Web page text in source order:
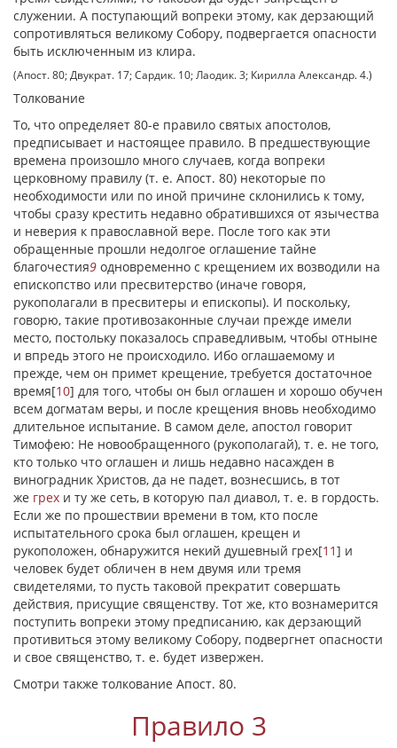
служении. А поступающий вопреки этому, как дерзающий
сопротивляться великому Собору, подвергается опасности
быть исключенным из клира.
(Апост. 80; Двукрат. 17; Сардик. 10; Лаодик. 3; Кирилла Александр. 4.)
Толкование
To, что определяет 80-е правило святых апостолов,
предписывает и настоящее правило. В предшествующие
времена произошло много случаев, когда вопреки
церковному правилу (т. е. Апост. 80) некоторые по
необходимости или по иной причине склонились к тому,
чтобы сразу крестить недавно обратившихся от язычества
и неверия к православной вере. После того как эти
обращенные прошли недолгое оглашение тайне
благочестия9 одновременно с крещением их возводили на
епископство или пресвитерство (иначе говоря,
рукополагали в пресвитеры и епископы). И поскольку,
говорю, такие противозаконные случаи прежде имели
место, постольку показалось справедливым, чтобы отныне
и впредь этого не происходило. Ибо оглашаемому и
прежде, чем он примет крещение, требуется достаточное
время[10] для того, чтобы он был оглашен и хорошо обучен
всем догматам веры, и после крещения вновь необходимо
длительное испытание. В самом деле, апостол говорит
Тимофею: He новообращенного (рукополагай), т. е. не того,
кто только что оглашен и лишь недавно насажден в
виноградник Христов, да не падет, вознесшись, в тот
же грех и ту же сеть, в которую пал диавол, т. е. в гордость.
Если же по прошествии времени в том, кто после
испытательного срока был оглашен, крещен и
рукоположен, обнаружится некий душевный грех[11] и
человек будет обличен в нем двумя или тремя
свидетелями, то пусть таковой прекратит совершать
действия, присущие священству. Тот же, кто вознамерится
поступить вопреки этому предписанию, как дерзающий
противиться этому великому Собору, подвергнет опасности
и свое священство, т. е. будет извержен.
Смотри также толкование Апост. 80.
Правило 3